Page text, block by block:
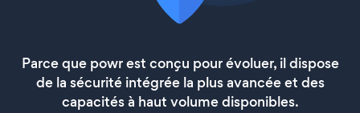
Parce que powr est conçu pour évoluer, il dispose
de la sécurité intégrée la plus avancée et des
capacités à haut volume disponibles.